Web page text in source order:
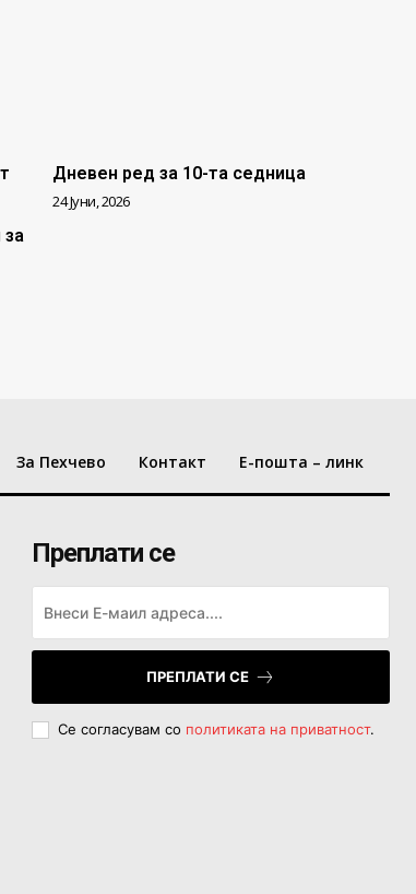
Дневен ред за 10-та седница
24 Јуни, 2026
За Пехчево Контакт Е-пошта – линк
Преплати се
ПРЕПЛАТИ СЕ
Се согласувам со политиката на приватност.